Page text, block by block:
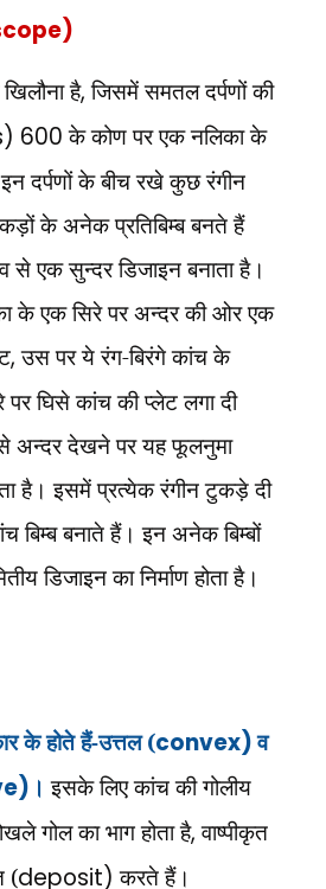
है,जिसमें समतल दर्पणों की
600 के कोण पर एक नलिका के
दर्पणों के बीच रखे कुछ रंगीन
के अनेक प्रतिबिम्ब बनते हैं
से एक सुन्दर डिजाइन बनाता है।
के एक सिरे पर अन्दर की ओर एक
,उस पर ये रंग-बिरंगे कांच के
घिसे कांच की प्लेट लगा दी
अन्दर देखने पर यह फूलनुमा
है। इसमें प्रत्येक रंगीन टुकड़े दी
बिम्ब बनाते हैं। इन अनेकबिम्बों
डिजाइन का निर्माण होता है।
के होते हैं-उत्तल (convex)व
। इसके लिए कांच की गोलीय
गोल का भाग होता है,वाष्पीकृत
(deposit)करते हैं।